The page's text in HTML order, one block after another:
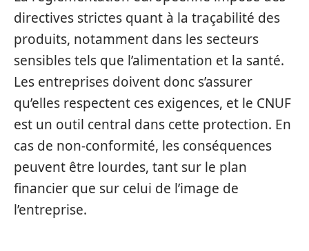
directives strictes quant à la traçabilité des
produits, notamment dans les secteurs
sensibles tels que l’alimentation et la santé.
Les entreprises doivent donc s’assurer
qu’elles respectent ces exigences, et le CNUF
est un outil central dans cette protection. En
cas de non-conformité, les conséquences
peuvent être lourdes, tant sur le plan
financier que sur celui de l’image de
l’entreprise.